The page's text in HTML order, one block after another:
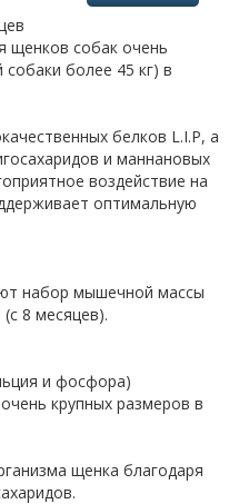
щенков собак очень
более 45 кг) в
белков L.I.P, а
и маннановых
воздействие на
оптимальную
набор мышечной массы
8 месяцев).
и фосфора)
крупных размеров в
щенка благодаря